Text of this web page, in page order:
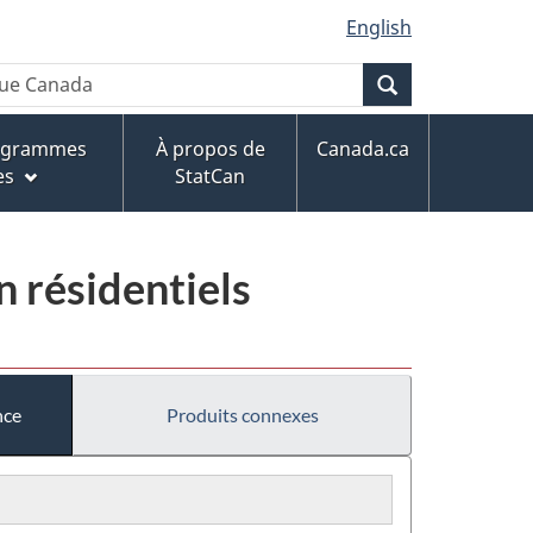
English
À propos de
StatCan
Canada.ca
résidentiels
Produits connexes